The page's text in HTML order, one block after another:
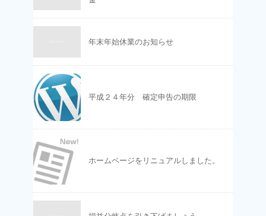
年末年始休業のお知らせ
平成２４年分 確定申告の期限
ホームページをリニュアルしました。